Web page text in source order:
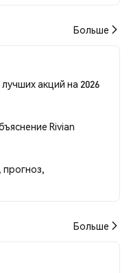
Больше
акций на 2026
Rivian
Больше